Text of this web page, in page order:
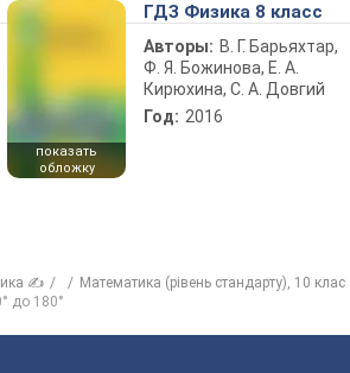
показать
обложку
ГДЗ Физика 8 класс
Авторы: В. Г. Барьяхтар,
Ф. Я. Божинова, Е. А.
Кирюхина, С. А. Довгий
Год: 2016
✍ Математика (рівень стандарту), 10 клас
до 180°